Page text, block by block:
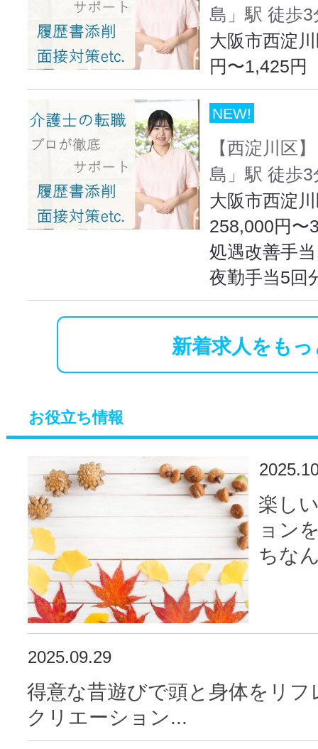
島」駅 徒歩
大阪市西淀
円〜1,425円
NEW!
【西淀川区
島」駅 徒歩
大阪市西淀
258,000円〜
処遇改善手
夜勤手当5回
新着求人をも
お役立ち情報
楽し
ョン
ちな
2025.09.29
得意な昔遊びで頭と身体をリ
クリエーション...